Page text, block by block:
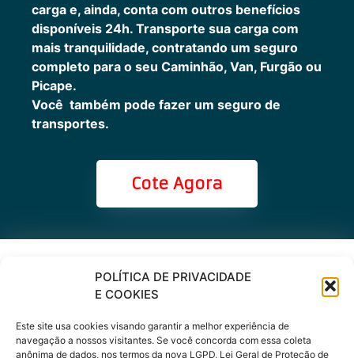
POLÍTICA DE PRIVACIDADE
E COOKIES
Este site usa cookies visando garantir a melhor experiência de
navegação a nossos visitantes. Se você concorda com essa coleta
anônima de dados, nos termos da nova LGPD, Lei Geral de Proteção de
carga e, ainda, conta com outros benefícios
disponíveis 24h. Transporte sua carga com
mais tranquilidade, contratando um seguro
completo para o seu Caminhão, Van, Furgão ou
Picape.
Você também pode fazer um seguro de
transportes.
Cote Agora
Cote online ou
peça via